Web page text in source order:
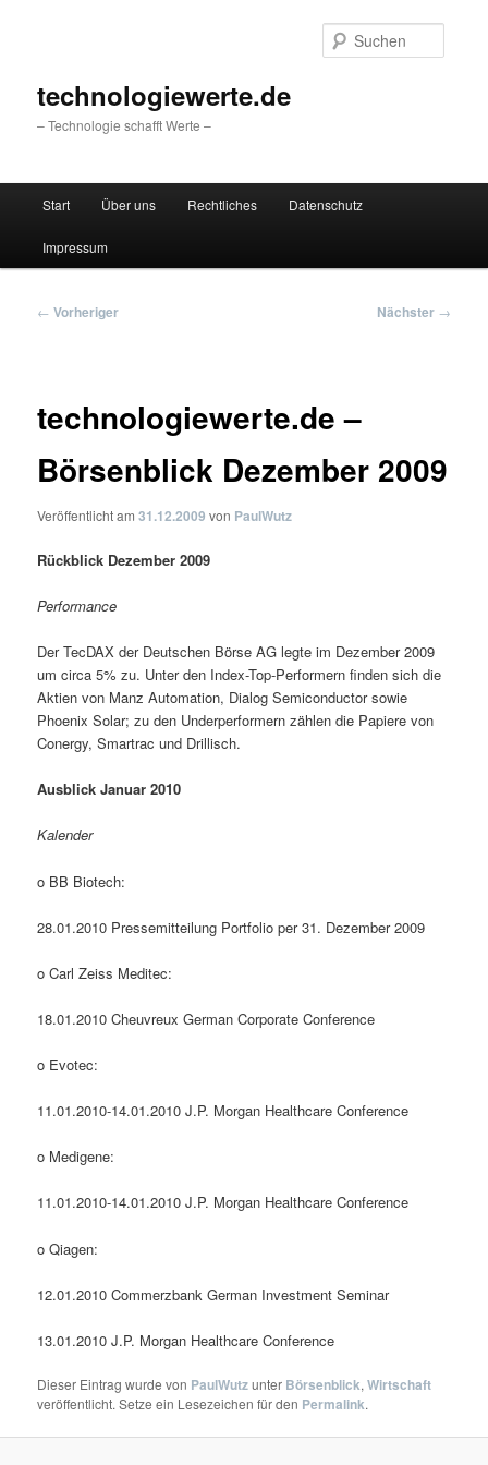
technologiewerte.de
– Technologie schafft Werte –
Start Über uns Rechtliches Datenschutz
Impressum
Beitragsnavigation
← Vorheriger Nächster →
technologiewerte.de –
Börsenblick Dezember 2009
Veröffentlicht am31.12.2009 von PaulWutz
Rückblick Dezember 2009
Performance
Der TecDAX der Deutschen Börse AG legte im Dezember 2009
um circa 5% zu. Unter den Index-Top-Performern finden sich die
Aktien von Manz Automation, Dialog Semiconductor sowie
Phoenix Solar; zu den Underperformern zählen die Papiere von
Conergy, Smartrac und Drillisch.
Ausblick Januar 2010
Kalender
o BB Biotech:
28.01.2010 Pressemitteilung Portfolio per 31. Dezember 2009
o Carl Zeiss Meditec:
18.01.2010 Cheuvreux German Corporate Conference
o Evotec:
11.01.2010-14.01.2010 J.P. Morgan Healthcare Conference
o Medigene:
11.01.2010-14.01.2010 J.P. Morgan Healthcare Conference
o Qiagen:
12.01.2010 Commerzbank German Investment Seminar
13.01.2010 J.P. Morgan Healthcare Conference
Dieser Eintrag wurde von PaulWutzunter Börsenblick,Wirtschaft
veröffentlicht. Setze ein Lesezeichen für den Permalink.